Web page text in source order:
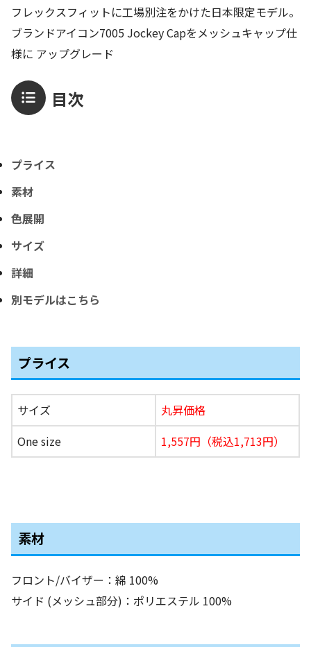
フレックスフィットに工場別注をかけた日本限定モデル。
ブランドアイコン7005 Jockey Capをメッシュキャップ仕
様に アップグレード
目次
プライス
素材
色展開
サイズ
詳細
別モデルはこちら
プライス
サイズ
丸昇価格
One size
1,557円（税込1,713円）
素材
フロント/バイザー：綿 100%
サイド (メッシュ部分)：ポリエステル 100%